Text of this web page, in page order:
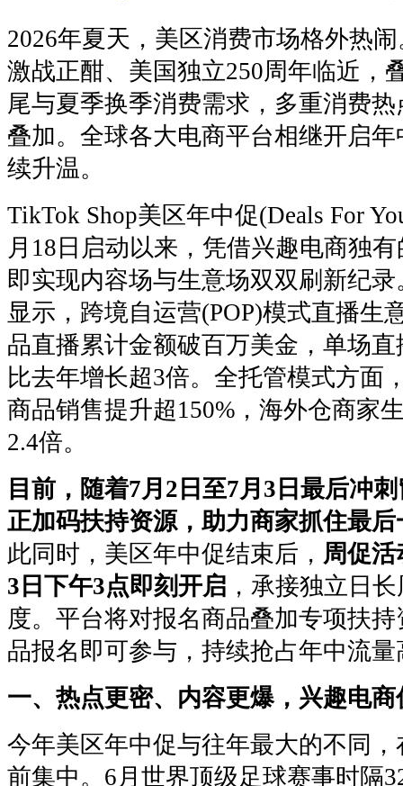
2026年夏天，美区消费市场格外热
激战正酣、美国独立250周年临近，
尾与夏季换季消费需求，多重消费
叠加。全球各大电商平台相继开启
续升温。
TikTok Shop美区年中促(Deals For
月18日启动以来，凭借兴趣电商独
即实现内容场与生意场双双刷新纪
显示，跨境自运营(POP)模式直播生
品直播累计金额破百万美金，单场
比去年增长超3倍。全托管模式方面
商品销售提升超150%，海外仓商家
2.4倍。
目前，随着7月 2 日至7月 3 日最后冲
正加码扶持资源，助力商家抓住最
此同时，美区年中促结束后， 周促
3 日下午3点即刻开启 ，承接独立日
度。平台将对报名商品叠加专项扶
品报名即可参与，持续抢占年中流量
一、热点更密、内容更爆，兴趣电商
今年美区年中促与往年最大的不同
前集中。6月世界顶级足球赛事时隔